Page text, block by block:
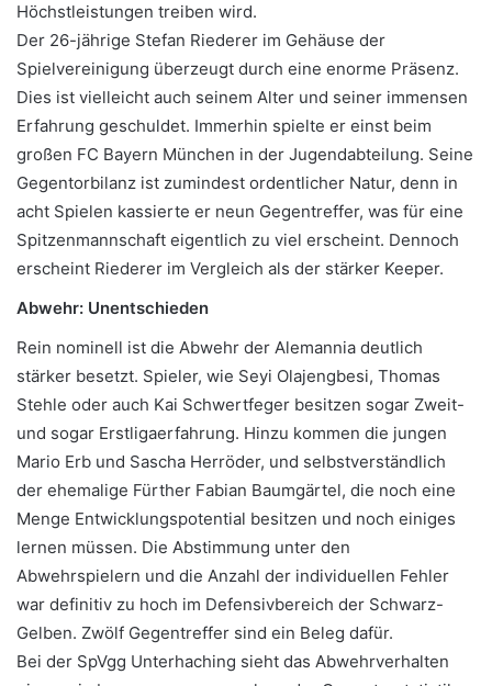
Höchstleistungen treiben wird.
Der 26-jährige Stefan Riederer im Gehäuse der
Spielvereinigung überzeugt durch eine enorme Präsenz.
Dies ist vielleicht auch seinem Alter und seiner immensen
Erfahrung geschuldet. Immerhin spielte er einst beim
großen FC Bayern München in der Jugendabteilung. Seine
Gegentorbilanz ist zumindest ordentlicher Natur, denn in
acht Spielen kassierte er neun Gegentreffer, was für eine
Spitzenmannschaft eigentlich zu viel erscheint. Dennoch
erscheint Riederer im Vergleich als der stärker Keeper.
Abwehr: Unentschieden
Rein nominell ist die Abwehr der Alemannia deutlich
stärker besetzt. Spieler, wie Seyi Olajengbesi, Thomas
Stehle oder auch Kai Schwertfeger besitzen sogar Zweit-
und sogar Erstligaerfahrung. Hinzu kommen die jungen
Mario Erb und Sascha Herröder, und selbstverständlich
der ehemalige Fürther Fabian Baumgärtel, die noch eine
Menge Entwicklungspotential besitzen und noch einiges
lernen müssen. Die Abstimmung unter den
Abwehrspielern und die Anzahl der individuellen Fehler
war definitiv zu hoch im Defensivbereich der Schwarz-
Gelben. Zwölf Gegentreffer sind ein Beleg dafür.
Bei der SpVgg Unterhaching sieht das Abwehrverhalten